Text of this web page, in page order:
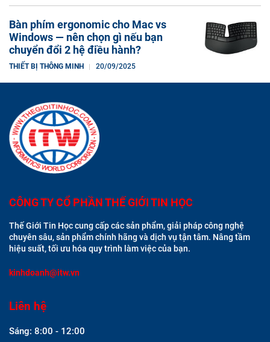
Bàn phím ergonomic cho Mac vs
Windows — nên chọn gì nếu bạn
chuyển đổi 2 hệ điều hành?
THIẾT BỊ THÔNG MINH 20/09/2025
CÔNG TY CỔ PHẦN THẾ GIỚI TIN HỌC
Thế Giới Tin Học cung cấp các sản phẩm, giải pháp công nghệ
chuyên sâu, sản phẩm chính hãng và dịch vụ tận tâm. Nâng tầm
hiệu suất, tối ưu hóa quy trình làm việc của bạn.
kinhdoanh@itw.vn
Liên hệ
Sáng: 8:00 - 12:00